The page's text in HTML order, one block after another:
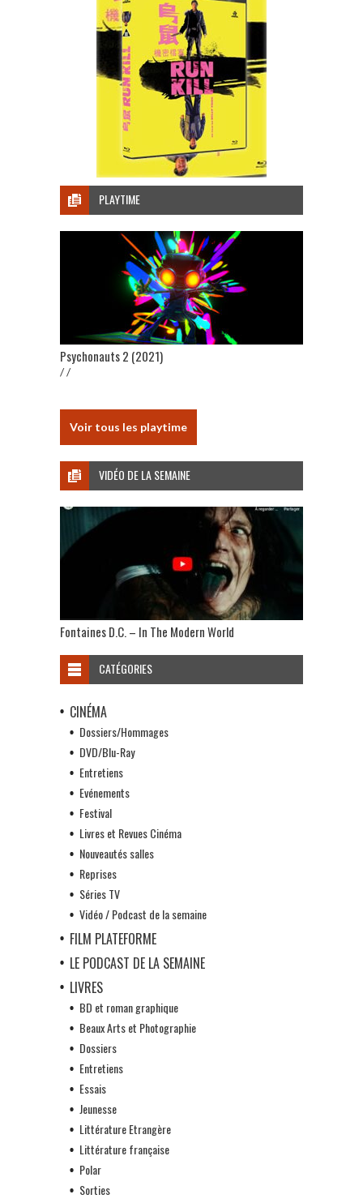
PLAYTIME
Psychonauts 2 (2021)
/ /
Voir tous les playtime
VIDÉO DE LA SEMAINE
Fontaines D.C. – In The Modern World
CATÉGORIES
CINÉMA
Dossiers/Hommages
DVD/Blu-Ray
Entretiens
Evénements
Festival
Livres et Revues Cinéma
Nouveautés salles
Reprises
Séries TV
Vidéo / Podcast de la semaine
FILM PLATEFORME
LE PODCAST DE LA SEMAINE
LIVRES
BD et roman graphique
Beaux Arts et Photographie
Dossiers
Entretiens
Essais
Jeunesse
Littérature Etrangère
Littérature française
Polar
Sorties